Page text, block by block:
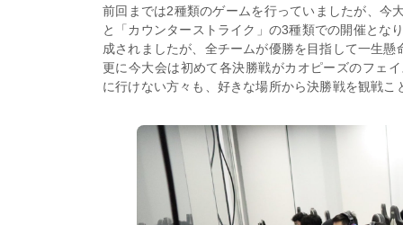
前回までは2種類のゲームを行っていましたが、今
と「カウンターストライク」の3種類での開催とな
成されましたが、全チームが優勝を目指して一生懸
更に今大会は初めて各決勝戦がカオピーズのフェ
に行けない方々も、好きな場所から決勝戦を観戦こ